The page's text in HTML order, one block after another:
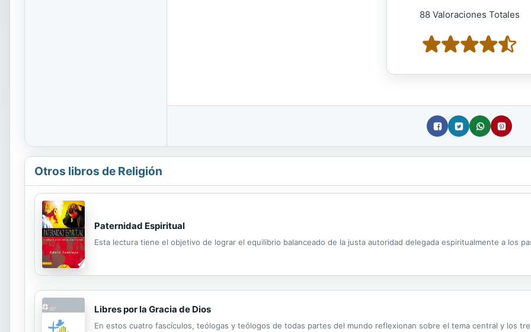
88 Valoraciones Totales
Otros libros de Religión
Paternidad Espiritual
Esta lectura tiene el objetivo de lograr el equilibrio balanceado de la justa autoridad delegada espiritualmente a los
Libres por la Gracia de Dios
En estos cuatro fascículos, teólogas y teólogos de todas partes del mundo reflexionan sobre el tema central y los